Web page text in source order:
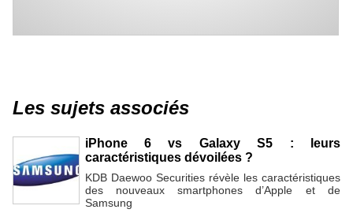
Les sujets associés
iPhone 6 vs Galaxy S5 : leurs
caractéristiques dévoilées ?
KDB Daewoo Securities révèle les caractéristiques
des nouveaux smartphones d’Apple et de
Samsung